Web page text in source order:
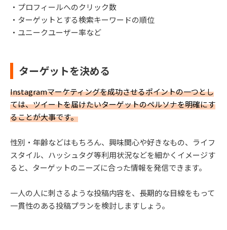
・プロフィールへのクリック数
・ターゲットとする検索キーワードの順位
・ユニークユーザー率など
ターゲットを決める
Instagramマーケティングを成功させるポイントの一つとし
ては、ツイートを届けたいターゲットのペルソナを明確にす
ることが大事です。
性別・年齢などはもちろん、興味関心や好きなもの、ライフ
スタイル、ハッシュタグ等利用状況などを細かくイメージす
ると、ターゲットのニーズに合った情報を発信できます。
一人の人に刺さるような投稿内容を、長期的な目線をもって
一貫性のある投稿プランを検討しますしょう。